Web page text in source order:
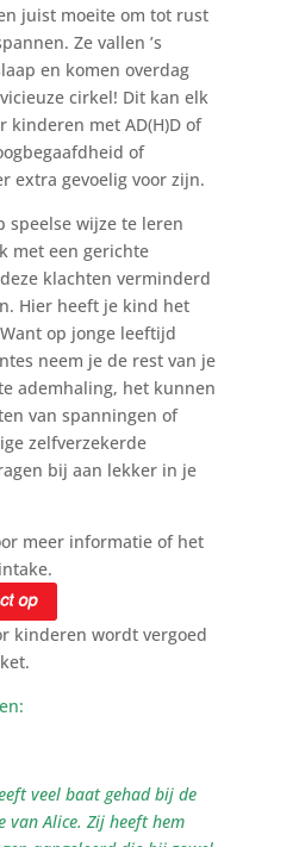
juist moeite om tot rust
Ze vallen ’s
en komen overdag
cirkel! Dit kan elk
kinderen met AD(H)D of
of
extra gevoelig voor zijn.
speelse wijze te leren
met een gerichte
klachten verminderd
Hier heeft je kind het
op jonge leeftijd
neem je de rest van je
ademhaling, het kunnen
van spanningen of
zelfverzekerde
bij aan lekker in je
meer informatie of het
kinderen wordt vergoed
veel baat gehad bij de
van Alice. Zij heeft hem